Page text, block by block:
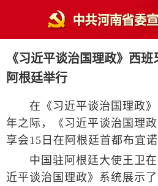
《习近平谈治国理政》西
阿根廷举行
在《习近平谈治国理政》
年之际，《习近平谈治国理
享会15日在阿根廷首都布宜
中国驻阿根廷大使王卫在
近平谈治国理政》系统展示